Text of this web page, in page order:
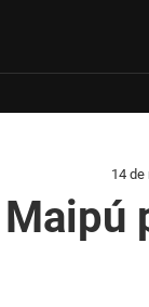
14 de